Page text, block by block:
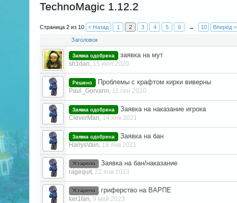
TechnoMagic 1.12.2
Страница 2 из 10 < Назад 1 2 3 4 5 6 → 10 Вперёд >
Заголовок
Заявка одобрена заявка на мут
sh1dan 15 июл 2020
Решено Проблемы с крафтом кирки виверны
Paul_Gorvann 11 сен 2020
Заявка одобрена Заявка на наказание игрока
CleverMan 14 янв 2021
Заявка одобрена Заявка на бан
HariysVain 18 янв 2021
Устарело Заявка на бан/наказание
ragequit 22 янв 2023
Устарело гриферство на ВАРПЕ
ker1fan 9 май 2023